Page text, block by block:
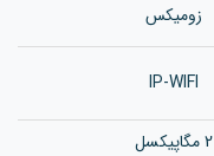
زومیکس
IP-WIFI
2 مگاپیکسل